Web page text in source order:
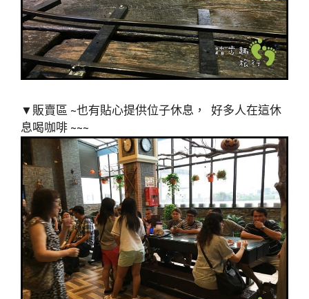
▼販賣區 ~也有貼心提供位子休息， 好多人在這休
息喝咖啡 ~~~